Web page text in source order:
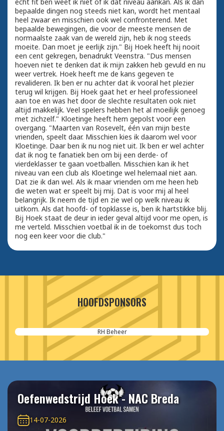
bepaalde dingen nog steeds niet kan, wordt het mentaal
heel zwaar en misschien ook wel confronterend. Met
bepaalde bewegingen, die voor de meeste mensen de
normaalste zaak van de wereld zijn, heb ik nog steeds
moeite. Dan moet je eerlijk zijn." Bij Hoek heeft hij nooit
een cent gekregen, benadrukt Veenstra. "Dus mensen
hoeven niet te denken dat ik mijn zakken heb gevuld en nu
weer vertrek. Hoek heeft me de kans gegeven te
revalideren. Ik ben er nu achter dat ik vooral het plezier
terug wil krijgen. Bij Hoek gaat het er heel professioneel
aan toe en was het door de slechte resultaten ook niet
altijd makkelijk. Veel spelers hebben het al moeilijk genoeg
met zichzelf." Kloetinge heeft hem gepolst voor een
overgang. "Maarten van Rosevelt, één van mijn beste
vrienden, speelt daar. Misschien kies ik daarom wel voor
Kloetinge. Daar ben ik nu nog niet uit. Ik ben er wel achter
dat ik nog te fanatiek ben om bij een derde- of
vierdeklasser te gaan voetballen. Misschien kan ik het
niveau van een club als Kloetinge wel helemaal niet aan.
Dat zie ik dan wel. Als ik maar vrienden om me heen heb
die weten wat er speelt bij mij. Dat is voor mij al heel
belangrijk. Ik neem de tijd en zie wel op welk niveau ik
uitkom. Als dat hoofd- of topklasse is, ben ik hartstikke blij.
Bij Hoek staat de deur in ieder geval altijd voor me open, is
me verteld. Misschien voetbal ik in de toekomst dus toch
nog een keer voor die club."
HOOFDSPONSORS
RH Beheer
Oefenwedstrijd Hoek - NAC Breda
14-07-2026